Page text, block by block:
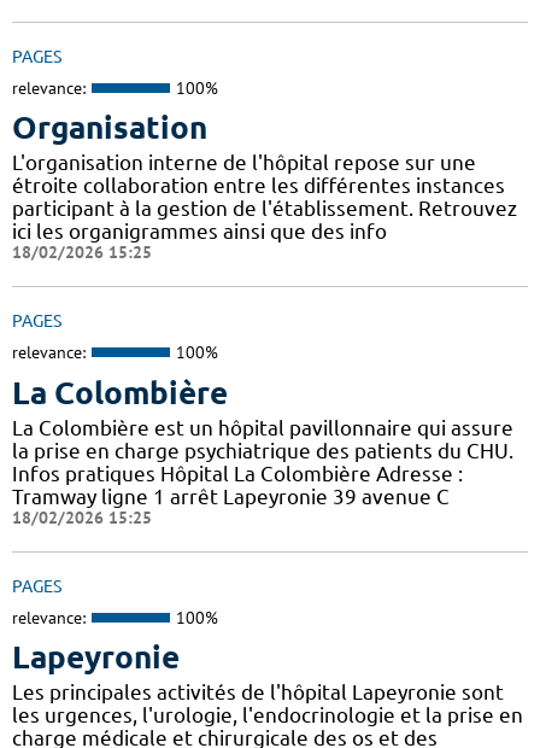
PAGES
relevance: 100%
Organisation
L'organisation interne de l'hôpital repose sur une
étroite collaboration entre les différentes instances
participant à la gestion de l'établissement. Retrouvez
ici les organigrammes ainsi que des info
18/02/2026 15:25
PAGES
relevance: 100%
La Colombière
La Colombière est un hôpital pavillonnaire qui assure
la prise en charge psychiatrique des patients du CHU.
Infos pratiques Hôpital La Colombière Adresse :
Tramway ligne 1 arrêt Lapeyronie 39 avenue C
18/02/2026 15:25
PAGES
relevance: 100%
Lapeyronie
Les principales activités de l'hôpital Lapeyronie sont
les urgences, l'urologie, l'endocrinologie et la prise en
charge médicale et chirurgicale des os et des